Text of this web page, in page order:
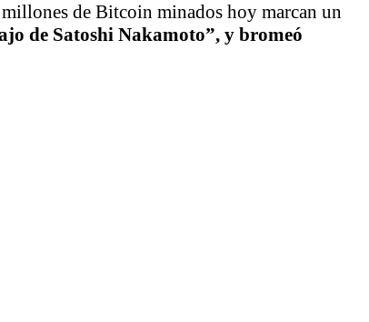
de Bitcoin minados hoy marcan un
de Satoshi Nakamoto”, y bromeó